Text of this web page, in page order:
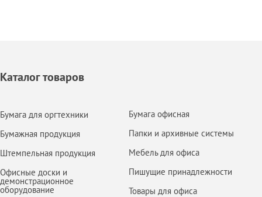
Каталог товаров
Бумага для оргтехники
Бумажная продукция
Штемпельная продукция
Офисные доски и
демонстрационное
оборудование
Бумага офисная
Папки и архивные системы
Мебель для офиса
Пишущие принадлежности
Товары для офиса